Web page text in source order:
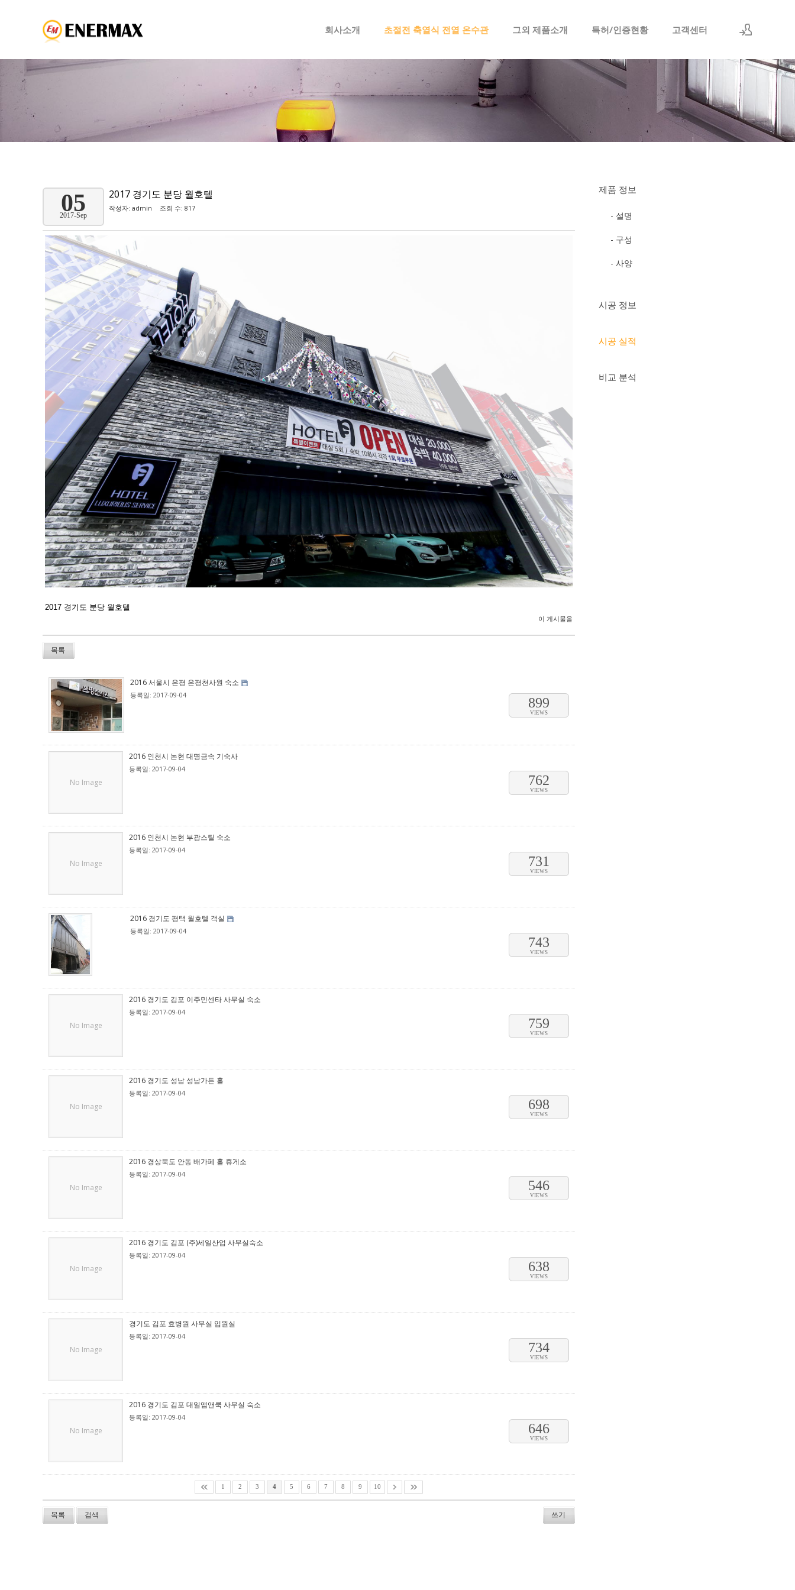
로그인
회원가입
회사소개 초절전 축열식 전열 온수관 그외 제품소개 특허/인증현황 고객센터
제품 정보
- 설명
- 구성
- 사양
시공 정보
시공 실적
비교 분석
05
2017-Sep
2017 경기도 분당 월호텔
작성자: admin 조회 수: 817
2017 경기도 분당 월호텔
이 게시물을
목록
2016 서울시 은평 은평천사원 숙소
등록일: 2017-09-04
899
VIEWS
No Image
2016 인천시 논현 대명금속 기숙사
등록일: 2017-09-04
762
VIEWS
No Image
2016 인천시 논현 부광스틸 숙소
등록일: 2017-09-04
731
VIEWS
2016 경기도 평택 월호텔 객실
등록일: 2017-09-04
743
VIEWS
No Image
2016 경기도 김포 이주민센타 사무실 숙소
등록일: 2017-09-04
759
VIEWS
No Image
2016 경기도 성남 성남가든 홀
등록일: 2017-09-04
698
VIEWS
No Image
2016 경상북도 안동 배가페 홀 휴게소
등록일: 2017-09-04
546
VIEWS
No Image
2016 경기도 김포 (주)세일산업 사무실숙소
등록일: 2017-09-04
638
VIEWS
No Image
경기도 김포 효병원 사무실 입원실
등록일: 2017-09-04
734
VIEWS
No Image
2016 경기도 김포 대일앰앤쿡 사무실 숙소
등록일: 2017-09-04
646
VIEWS
1 2 3 4 5 6 7 8 9 10
목록 검색 쓰기